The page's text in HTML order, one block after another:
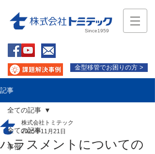
Since1959
金型移管でお困りの方 >
記事
全ての記事
事例
全ての記事
ハラスメントについての
株式会社トミテック
2025年11月21日